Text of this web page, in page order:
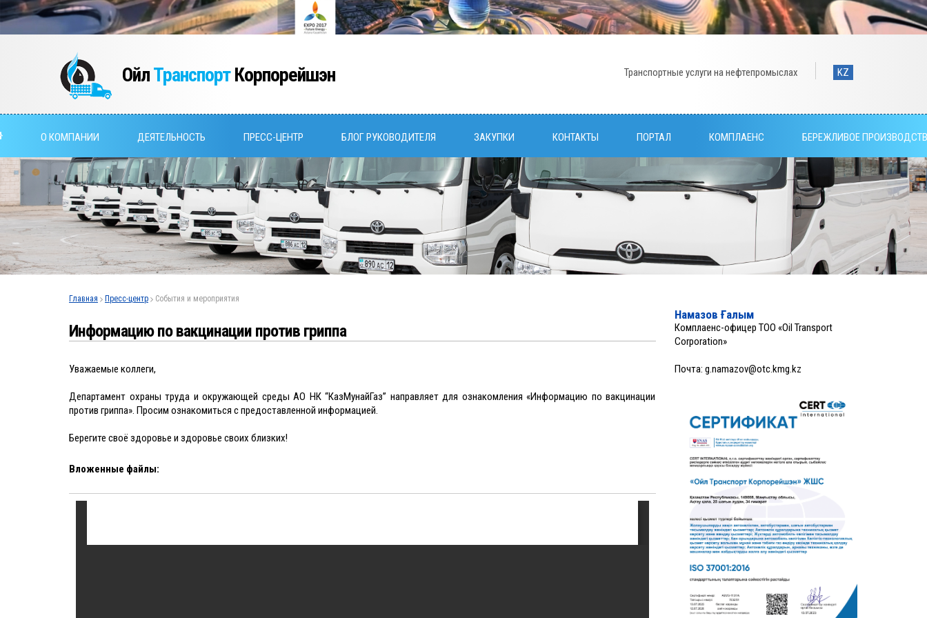
ОйлТранспортКорпорейшэн KZ
Транспортные услуги на нефтепромыслах
О КОМПАНИИ ДЕЯТЕЛЬНОСТЬ ПРЕСС-ЦЕНТР БЛОГ РУКОВОДИТЕЛЯ ЗАКУПКИ КОНТАКТЫ ПОРТАЛ КОМПЛАЕНС БЕРЕЖЛИВОЕ
Главная Пресс-центр События и мероприятия
Информацию по вакцинации против гриппа
Уважаемые коллеги,
Департамент охраны труда и окружающей среды АО НК “КазМунайГаз” направляет для ознакомления «Информацию по вакцинации
против гриппа». Просим ознакомиться с предоставленной информацией.
Берегите своё здоровье и здоровье своих близких!
Вложенные файлы:
Намазов Ғалым
Комплаенс-офицер ТОО «Oil Transport
Corporation»
Почта: g.namazov@otc.kmg.kz